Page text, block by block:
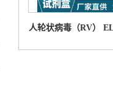
人轮状病毒（RV）